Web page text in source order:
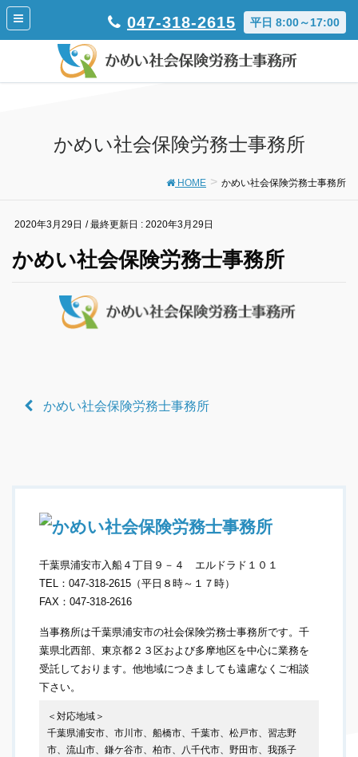
平日 8:00～17:00
047-318-2615
かめい社会保険労務士事務所
HOME かめい社会保険労務士事務所
2020年3月29日 / 最終更新日 : 2020年3月29日
かめい社会保険労務士事務所
かめい社会保険労務士事務所
千葉県浦安市入船４丁目９－４ エルドラド１０１
TEL：047-318-2615（平日８時～１７時）
FAX：047-318-2616
当事務所は千葉県浦安市の社会保険労務士事務所です。千
葉県北西部、東京都２３区および多摩地区を中心に業務を
受託しております。他地域につきましても遠慮なくご相談
下さい。
＜対応地域＞
千葉県浦安市、市川市、船橋市、千葉市、松戸市、習志野
市、流山市、鎌ケ谷市、柏市、八千代市、野田市、我孫子